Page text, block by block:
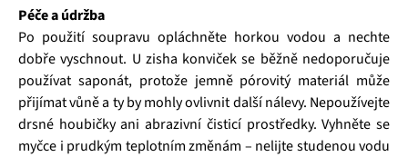
Péče a údržba
Po použití soupravu opláchněte horkou vodou a nechte
dobře vyschnout. U zisha konviček se běžně nedoporučuje
používat saponát, protože jemně pórovitý materiál může
přijímat vůně a ty by mohly ovlivnit další nálevy. Nepoužívejte
drsné houbičky ani abrazivní čisticí prostředky. Vyhněte se
myčce i prudkým teplotním změnám – nelijte studenou vodu